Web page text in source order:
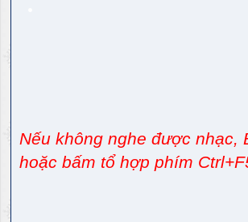
Nếu không nghe được nhạc,
hoặc bấm tổ hợp phím